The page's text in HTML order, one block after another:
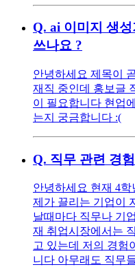
Q. ai 이미지 생
쓰나요 ?
안녕하세요 제목이
재직 중인데 홍보글
이 필요합니다 현업
는지 궁금합니다 :(
Q. 직무 관련 경
안녕하세요 현재 4
제가 끌리는 기업이
날때마다 직무나 기
재 취업시장에서는
고 있는데 저의 경험
니다 아무래도 직무